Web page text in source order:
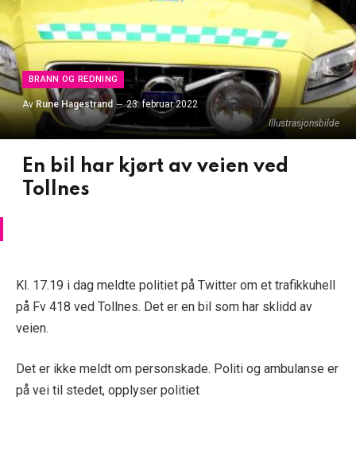
Illustrasjonsbilde
BRANN OG REDNING
Av Rune Hagestrand 23. februar 2022
En bil har kjørt av veien ved
Tollnes
Kl. 17.19 i dag meldte politiet på Twitter om et trafikkuhell
på Fv 418 ved Tollnes. Det er en bil som har sklidd av
veien.
Det er ikke meldt om personskade. Politi og ambulanse er
på vei til stedet, opplyser politiet